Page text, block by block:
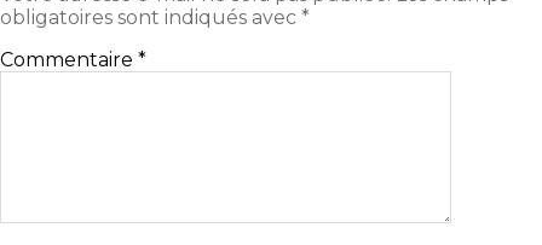
obligatoires sont indiqués avec *
Commentaire *